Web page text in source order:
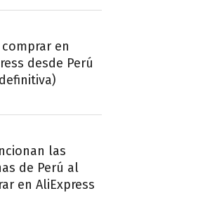
en
desde Perú
las
de Perú al
en AliExpress